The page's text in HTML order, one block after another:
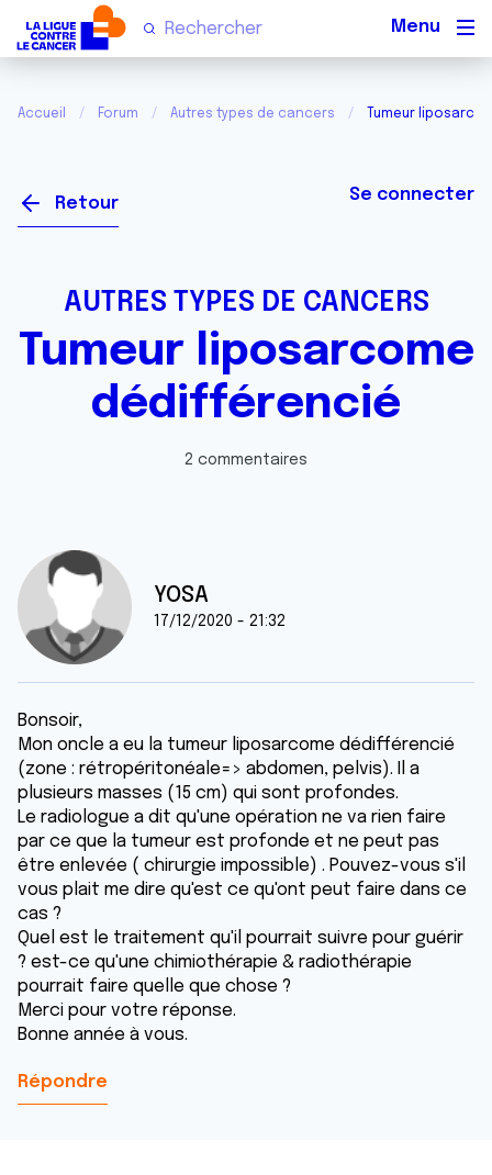
Accueil Forum Autres types de cancers Tumeur
Retour Se connecter
AUTRES TYPES DE CANCERS
Tumeur liposarcome
dédifférencié
2 commentaires
YOSA
17/12/2020 - 21:32
Bonsoir,
Mon oncle a eu la tumeur liposarcome dédifférencié
(zone : rétropéritonéale=> abdomen, pelvis). Il a
plusieurs masses (15 cm) qui sont profondes.
Le radiologue a dit qu'une opération ne va rien faire
par ce que la tumeur est profonde et ne peut pas
être enlevée ( chirurgie impossible) . Pouvez-vous s'il
vous plait me dire qu'est ce qu'ont peut faire dans ce
cas ?
Quel est le traitement qu'il pourrait suivre pour guérir
? est-ce qu'une chimiothérapie & radiothérapie
pourrait faire quelle que chose ?
Merci pour votre réponse.
Bonne année à vous.
Répondre